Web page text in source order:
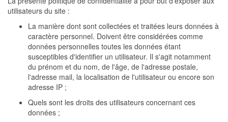
utilisateurs du site :
La manière dont sont collectées et traitées leurs données à
caractère personnel. Doivent être considérées comme
données personnelles toutes les données étant
susceptibles d'identifier un utilisateur. Il s'agit notamment
du prénom et du nom, de l'âge, de l'adresse postale,
l'adresse mail, la localisation de l'utilisateur ou encore son
adresse IP ;
Quels sont les droits des utilisateurs concernant ces
données ;